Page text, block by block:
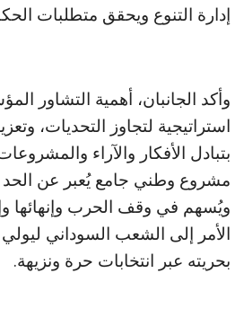
إدارة التنوع ويحقق متطلبات
وأكد الجانبان، أهمية التشاور
استراتيجية لتجاوز التحديات،
بتبادل الأفكار والآراء
مشروع وطني جامع يُعبر عن الحد
ويُسهم في وقف الحرب وإنهائها
الأمر إلى الشعب السوداني
بحريته عبر انتخابات حرة ونزيهة.